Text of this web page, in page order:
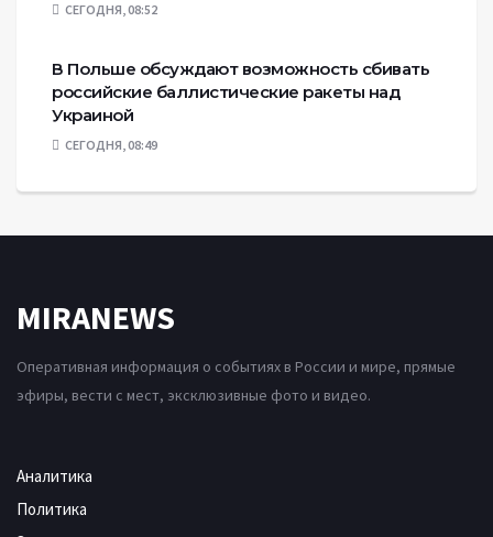
СЕГОДНЯ, 08:52
В Польше обсуждают возможность сбивать
российские баллистические ракеты над
Украиной
СЕГОДНЯ, 08:49
MIRANEWS
Оперативная информация о событиях в России и мире, прямые
эфиры, вести с мест, эксклюзивные фото и видео.
Аналитика
Политика